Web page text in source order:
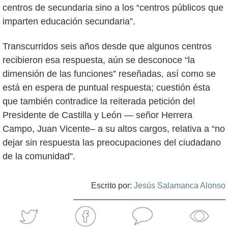
centros de secundaria sino a los “centros públicos que
imparten educación secundaria”.
Transcurridos seis años desde que algunos centros
recibieron esa respuesta, aún se desconoce “la
dimensión de las funciones” reseñadas, así como se
está en espera de puntual respuesta; cuestión ésta
que también contradice la reiterada petición del
Presidente de Castilla y León — señor Herrera
Campo, Juan Vicente– a su altos cargos, relativa a “no
dejar sin respuesta las preocupaciones del ciudadano
de la comunidad”.
Escrito por: Jesús Salamanca Alonso